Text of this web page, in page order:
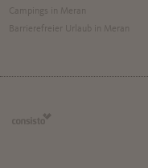
Campings in Meran
Barrierefreier Urlaub in Meran